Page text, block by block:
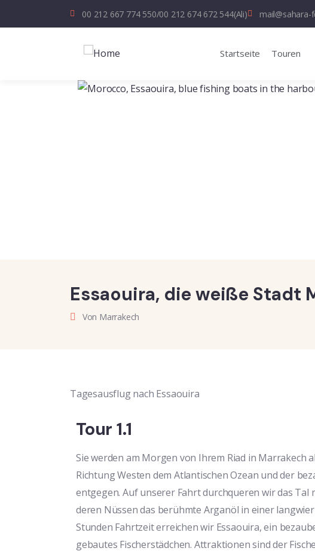
00 212 667 774 550/00 212 674 672 544(Ali) mail@sahara-
Startseite Touren
Essaouira, die weiße Stadt
Von Marrakech
Tagesausflug nach Essaouira
Tour 1.1
Sie werden am Morgen von Ihrem Riad in Marrakech
Richtung Westen dem Atlantischen Ozean und der
entgegen. Auf unserer Fahrt durchqueren wir das Tal
deren Nüssen das berühmte Arganöl in einer
Stunden Fahrtzeit erreichen wir Essaouira, ein
gebautes Fischerstädchen. Attraktionen sind der